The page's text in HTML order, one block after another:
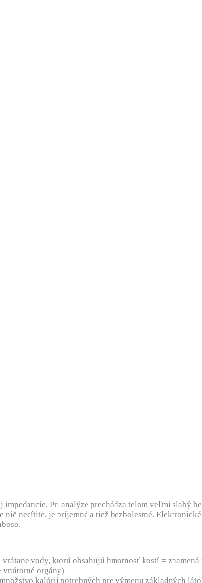
Pri analýze prechádza telom veľmi slabý
necítite, je príjemné a tiež bezbolestné.
vody, ktorú obsahujú hmotnosť kostí =
vnútorné orgány)
kalórií potrebných pre výmenu základných